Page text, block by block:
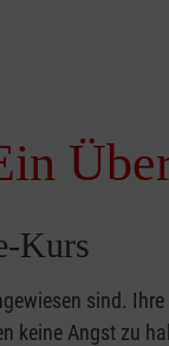
Kurs
sind.
keine Angst zu